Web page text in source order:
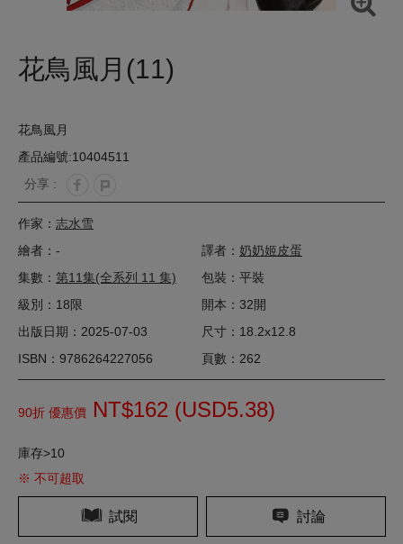
花鳥風月(11)
花鳥風月
產品編號:10404511
分享 :
作家： 志水雪
繪者：-
譯者： 奶奶姬皮蛋
集數： 第11集(全系列 11 集)
包裝：平裝
級別：18限
開本：32開
出版日期：2025-07-03
尺寸：18.2x12.8
ISBN：9786264227056
頁數：262
90折 優惠價 NT$162 (USD5.38)
庫存>10
※ 不可超取
試閱 討論